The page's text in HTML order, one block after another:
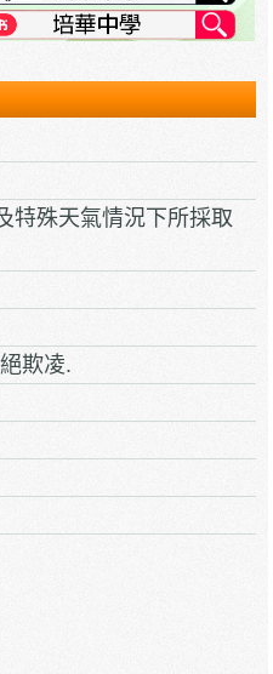
特殊天氣情況下所採取
欺凌.